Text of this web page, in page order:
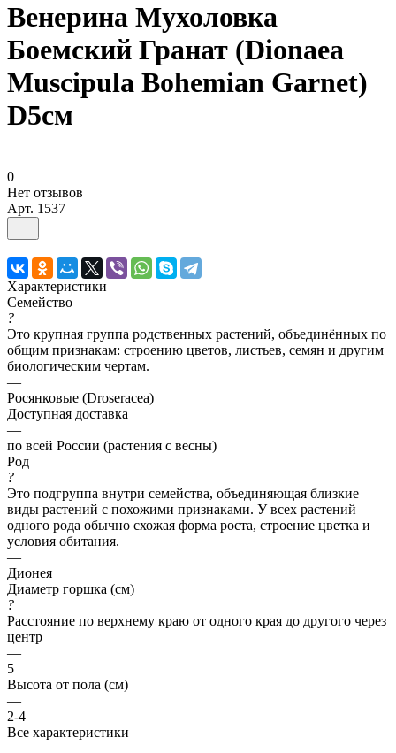
Венерина Мухоловка
Боемский Гранат (Dionaea
Muscipula Bohemian Garnet)
D5см
0
Нет отзывов
Арт. 1537
Характеристики
Семейство
?
Это крупная группа родственных растений, объединённых по
общим признакам: строению цветов, листьев, семян и другим
биологическим чертам.
—
Росянковые (Droseracea)
Доступная доставка
—
по всей России (растения с весны)
Род
?
Это подгруппа внутри семейства, объединяющая близкие
виды растений с похожими признаками. У всех растений
одного рода обычно схожая форма роста, строение цветка и
условия обитания.
—
Дионея
Диаметр горшка (см)
?
Расстояние по верхнему краю от одного края до другого через
центр
—
5
Высота от пола (см)
—
2-4
Все характеристики